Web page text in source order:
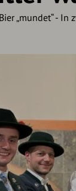
„mundet“ -